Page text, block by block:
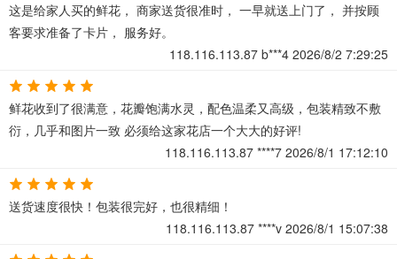
这是给家人买的鲜花， 商家送货很准时， 一早就送上门了， 并按顾
客要求准备了卡片， 服务好。
118.116.113.87 b***4 2026/8/2 7:29:25
鲜花收到了很满意，花瓣饱满水灵，配色温柔又高级，包装精致不敷
衍，几乎和图片一致 必须给这家花店一个大大的好评!
118.116.113.87 ****7 2026/8/1 17:12:10
送货速度很快！包装很完好，也很精细！
118.116.113.87 ****v 2026/8/1 15:07:38